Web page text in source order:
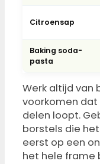
Citroensap
Baking soda-
pasta
Werk altijd van
voorkomen
delen loopt.
borstels die
eerst op een
het hele frame